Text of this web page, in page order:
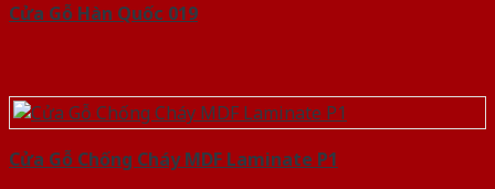
Cửa Gỗ Hàn Quốc 019
Cửa Gỗ Chống Cháy MDF Laminate P1